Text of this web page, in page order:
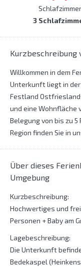
Schlafzimmer
3
Kurzbeschreibung
Willkommen in dem
Unterkunft liegt in der
Festland
und eine Wohnfläche
Belegung von bis zu
Region finden Sie in
Über dieses
Umgebung
Kurzbeschreibung:
Hochwertiges und
Personen + Baby am
Lagebeschreibung:
Die Unterkunft
Bedekaspel